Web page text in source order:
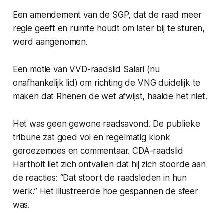
Een amendement van de SGP, dat de raad meer
regie geeft en ruimte houdt om later bij te sturen,
werd aangenomen.
Een motie van VVD-raadslid Salari (nu
onafhankelijk lid) om richting de VNG duidelijk te
maken dat Rhenen de wet afwijst, haalde het niet.
Het was geen gewone raadsavond. De publieke
tribune zat goed vol en regelmatig klonk
geroezemoes en commentaar. CDA-raadslid
Hartholt liet zich ontvallen dat hij zich stoorde aan
de reacties: “Dat stoort de raadsleden in hun
werk.” Het illustreerde hoe gespannen de sfeer
was.